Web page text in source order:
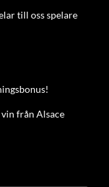
till oss spelare
från Alsace